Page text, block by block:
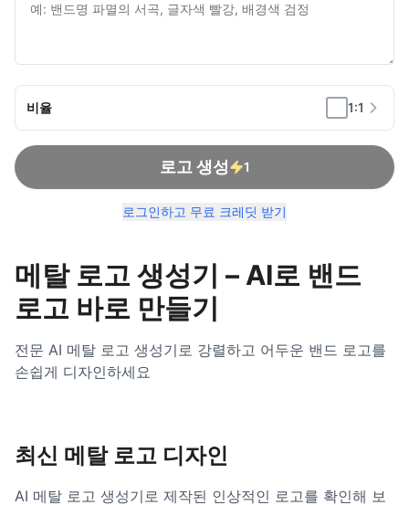
비율 1:1
로고 생성 1
로그인하고 무료 크레딧 받기
메탈 로고 생성기 – AI로 밴드
로고 바로 만들기
전문 AI 메탈 로고 생성기로 강렬하고 어두운 밴드 로고를
손쉽게 디자인하세요
최신 메탈 로고 디자인
AI 메탈 로고 생성기로 제작된 인상적인 로고를 확인해 보